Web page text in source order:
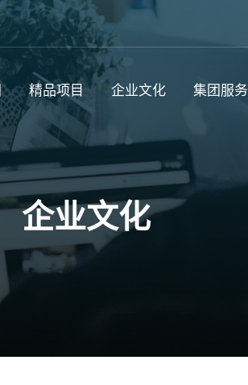
精品项目 企业文化 集团服务
企业文化